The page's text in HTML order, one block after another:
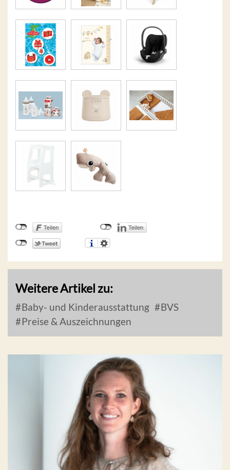
Weitere Artikel zu:
Baby- und Kinderausstattung
BVS
Preise & Auszeichnungen